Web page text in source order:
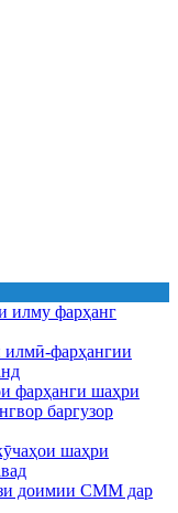
илму фарҳанг
илмӣ-фарҳангии
фарҳанги шаҳри
баргузор
шаҳри
доимии СММ дар